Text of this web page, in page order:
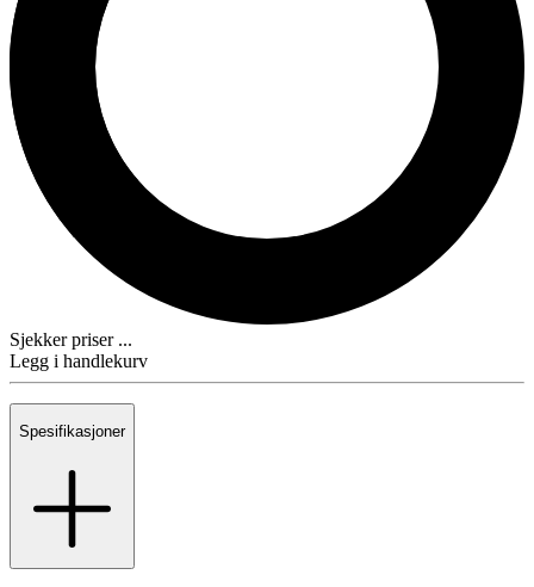
Sjekker priser ...
Legg i handlekurv
Spesifikasjoner